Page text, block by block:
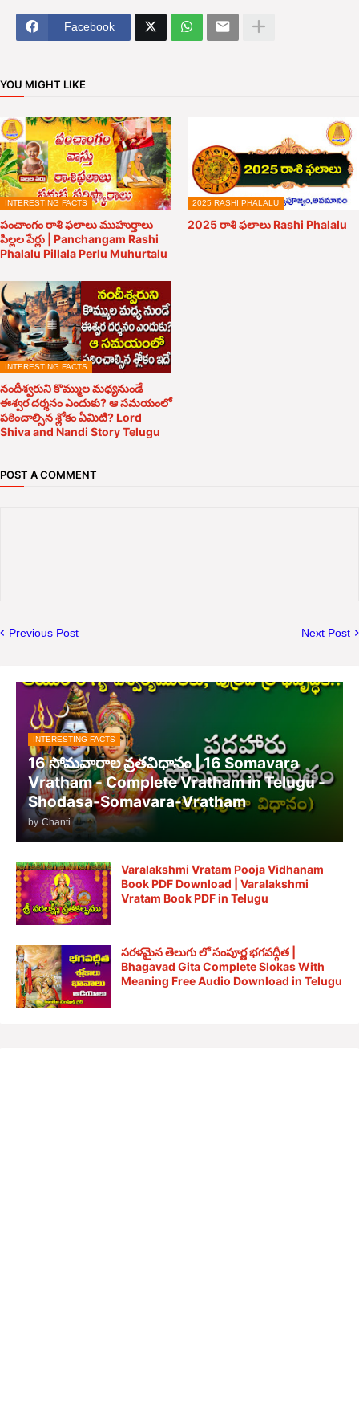
Facebook
YOU MIGHT LIKE
INTERESTING FACTS
పంచాంగం రాశి ఫలాలు ముహుర్తాలు
పిల్లల పేర్లు | Panchangam Rashi
Phalalu Pillala Perlu Muhurtalu
2025 RASHI PHALALU
2025 రాశి ఫలాలు Rashi Phalalu
INTERESTING FACTS
నందీశ్వరుని కొమ్ముల మధ్యనుండే
ఈశ్వర దర్శనం ఎందుకు? ఆ సమయంలో
పఠించాల్సిన శ్లోకం ఏమిటి? Lord
Shiva and Nandi Story Telugu
POST A COMMENT
Previous Post Next Post
INTERESTING FACTS
16 సోమవారాల వ్రతవిధానం | 16 Somavara
Vratham - Complete Vratham in Telugu -
Shodasa-Somavara-Vratham
by Chanti
Varalakshmi Vratam Pooja Vidhanam
Book PDF Download | Varalakshmi
Vratam Book PDF in Telugu
సరళమైన తెలుగు లో సంపూర్ణ భగవద్గీత |
Bhagavad Gita Complete Slokas With
Meaning Free Audio Download in Telugu